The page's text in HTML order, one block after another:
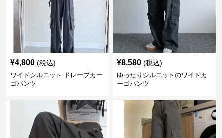
¥4,800 (税込)
ワイドシルエット ドレープカー
ゴパンツ
¥8,580 (税込)
ゆったりシルエットのワイドカ
ーゴパンツ